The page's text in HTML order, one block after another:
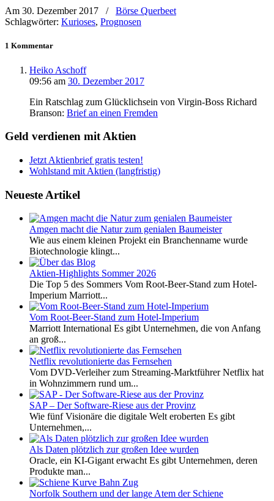
Am 30. Dezember 2017 /
Börse Querbeet
Schlagwörter: Kurioses, Prognosen
1 Kommentar
Heiko Aschoff
09:56 am 30. Dezember 2017
Ein Ratschlag zum Glücklichsein von Virgin-Boss Richard
Branson: Brief an einen Fremden
Geld verdienen mit Aktien
Jetzt Aktienbrief gratis testen!
Wohlstand mit Aktien (langfristig)
Neueste Artikel
Amgen macht die Natur zum genialen Baumeister
Wie aus einem kleinen Projekt ein Branchenname wurde
Biotechnologie klingt...
Aktien-Highlights Sommer 2026
Die Top 5 des Sommers Vom Root-Beer-Stand zum Hotel-
Imperium Marriott...
Vom Root-Beer-Stand zum Hotel-Imperium
Marriott International Es gibt Unternehmen, die von Anfang
an groß...
Netflix revolutionierte das Fernsehen
Vom DVD-Verleiher zum Streaming-Marktführer Netflix hat
in Wohnzimmern rund um...
SAP – Der Software-Riese aus der Provinz
Wie fünf Visionäre die digitale Welt eroberten Es gibt
Unternehmen,...
Als Daten plötzlich zur großen Idee wurden
Oracle, ein KI-Gigant erwacht Es gibt Unternehmen, deren
Produkte man...
Norfolk Southern und der lange Atem der Schiene